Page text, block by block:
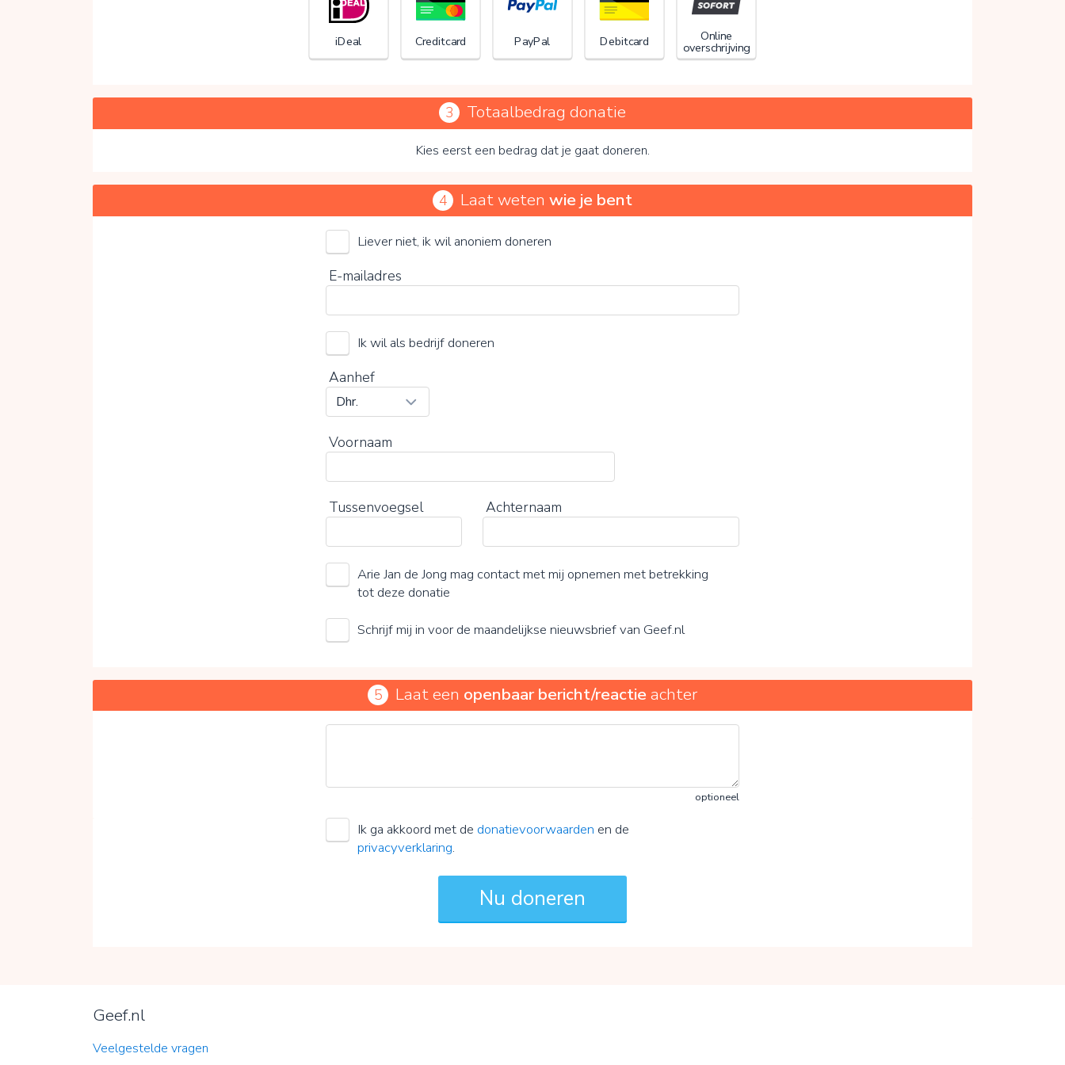
iDeal Creditcard PayPal Debitcard Online
overschrijving
3 Totaalbedrag donatie
Kies eerst een bedrag dat je gaat doneren.
4 Laat weten wie je bent
Liever niet, ik wil anoniem doneren
E-mailadres
Ik wil als bedrijf doneren
Aanhef
Voornaam
Tussenvoegsel Achternaam
Arie Jan de Jong mag contact met mij opnemen met betrekking
tot deze donatie
Schrijf mij in voor de maandelijkse nieuwsbrief van Geef.nl
5 Laat een openbaar bericht/reactie achter
optioneel
Ik ga akkoord met de donatievoorwaarden en de
privacyverklaring.
Geef.nl
Veelgestelde vragen